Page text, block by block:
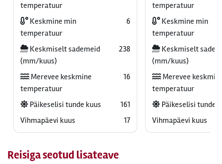
temperatuur
Keskmine min
temperatuur
6
Keskmiselt sademeid
(mm/kuus)
238
Merevee keskmine
temperatuur
16
Päikeselisi tunde kuus
161
Vihmapäevi kuus
17
temperatuur
Keskmine min
temperatuur
Keskmiselt
(mm/kuus)
Merevee
temperatuur
Päikeselisi tunde
Vihmapäevi kuus
Reisiga seotud lisateave